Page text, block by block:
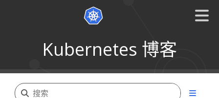
Kubernetes 博客